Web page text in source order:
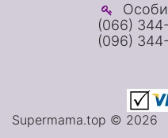
(066)
(096)
Supermama.top © 2026